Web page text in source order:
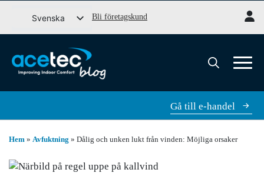
Svenska
English (UK)
Dansk
Norsk bokmål
Bli företagskund
Gå till e-handel
Hem » Avfuktning » Dålig och unken lukt från vinden: Möjliga orsaker